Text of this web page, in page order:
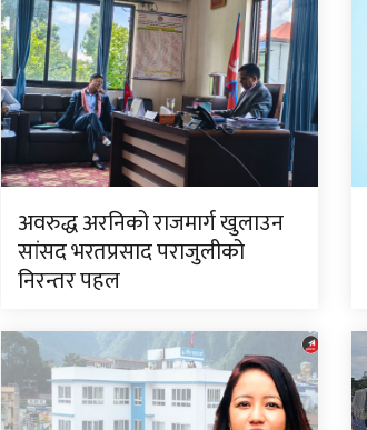
अवरुद्ध अरनिको राजमार्ग खुलाउन
सांसद भरतप्रसाद पराजुलीको
निरन्तर पहल